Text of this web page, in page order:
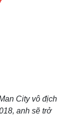
City vô địch
anh sẽ trở